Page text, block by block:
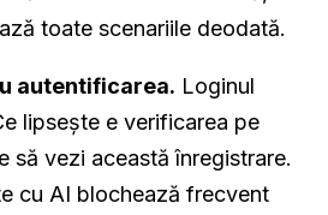
toate scenariile deodată.
autentificarea. Loginul
lipsește e verificarea pe
să vezi această înregistrare.
cu AI blochează frecvent